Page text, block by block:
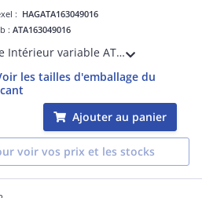
: HAGATA163049016
:ATA163049016
Angle Intérieur variable ATA 16X30 Pure
les tailles d'emballage du
Ajouter au panier
voir vos prix et les stocks